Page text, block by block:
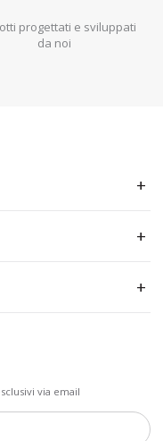
progettati e sviluppati
da noi
via email